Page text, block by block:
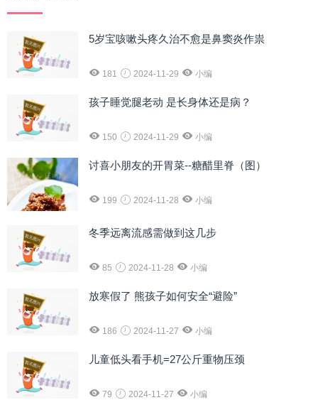
5岁宝咳嗽头疼久治不愈是鼻窦炎作祟
181 2024-11-29 小编
孩子睡觉腿老动 是长身体还是病？
150 2024-11-29 小编
讨喜小朋友的开胃菜--糖醋里脊（图）
199 2024-11-28 小编
冬季远离流感需做到这几步
85 2024-11-28 小编
放寒假了 熊孩子如何安全“避险”
186 2024-11-27 小编
儿童低头看手机=27公斤重物压颈
79 2024-11-27 小编